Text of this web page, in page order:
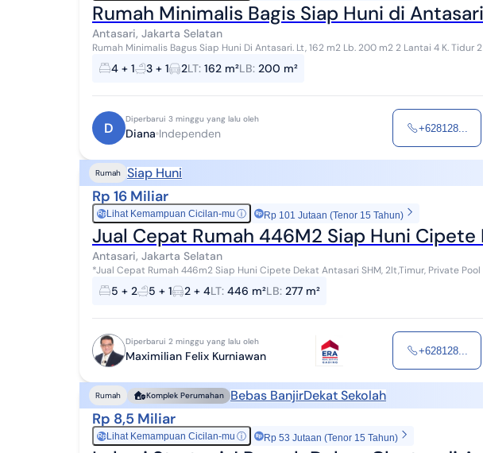
Rumah Minimalis Bagis Siap Huni di Antasari
Antasari, Jakarta Selatan
Rumah Minimalis Bagus Siap Huni Di Antasari. Lt, 162 m2 Lb. 200 m2 2 Lantai 4 K. Tidur 2 K. Mandi 1 K. Tidur ART
1 K. Mandi ART Dapur + Kitchen se...
4 + 1 3 + 1 2LT: 162 m²LB: 200 m²
D
Diperbarui 3 minggu yang lalu oleh
Diana Independen +628128...
Rumah Siap Huni
Rp 16 Miliar
RpLihat Kemampuan Cicilan-mu ⓘ Rp 101 Jutaan (Tenor 15 Tahun)
Jual Cepat Rumah 446M2 Siap Huni Cipete
Antasari, Jakarta Selatan
*Jual Cepat Rumah 446m2 Siap Huni Cipete Dekat Antasari SHM, 2lt,Timur, Private Pool LT/LB 446/277m2
KT/KM 5+2/5+1 Gudang 1, 5500 W,7AC Garasi/Car...
5 + 2 5 + 1 2 + 4LT: 446 m²LB: 277 m²
Diperbarui 2 minggu yang lalu oleh
Maximilian Felix Kurniawan +628128...
Rumah Komplek Perumahan Bebas BanjirDekat Sekolah
Rp 8,5 Miliar
RpLihat Kemampuan Cicilan-mu ⓘ Rp 53 Jutaan (Tenor 15 Tahun)